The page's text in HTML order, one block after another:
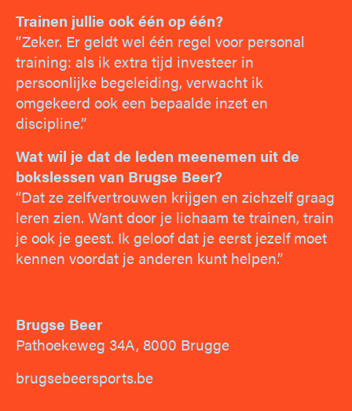
Trainen jullie ook één op één?
“Zeker. Er geldt wel één regel voor personal
training: als ik extra tijd investeer in
persoonlijke begeleiding, verwacht ik
omgekeerd ook een bepaalde inzet en
discipline.”
Wat wil je dat de leden meenemen uit de
bokslessen van Brugse Beer?
“Dat ze zelfvertrouwen krijgen en zichzelf graag
leren zien. Want door je lichaam te trainen, train
je ook je geest. Ik geloof dat je eerst jezelf moet
kennen voordat je anderen kunt helpen.”
Brugse Beer
Pathoekeweg 34A, 8000 Brugge
brugsebeersports.be